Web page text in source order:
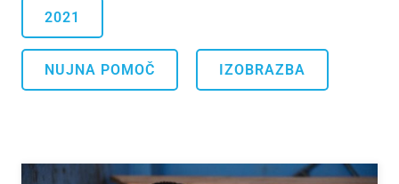
2021
NUJNA POMOČ IZOBRAZBA